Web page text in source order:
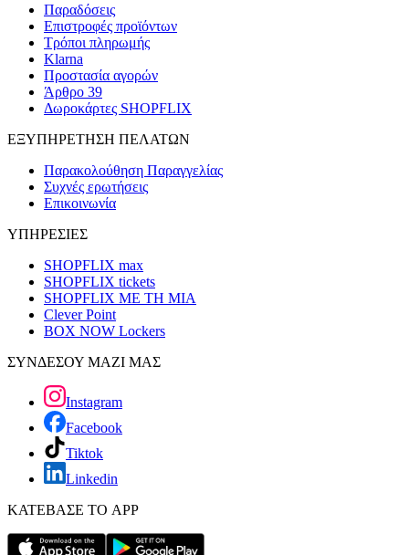
Παραδόσεις
Επιστροφές προϊόντων
Τρόποι πληρωμής
Klarna
Προστασία αγορών
Άρθρο 39
Δωροκάρτες SHOPFLIX
ΕΞΥΠΗΡΕΤΗΣΗ ΠΕΛΑΤΩΝ
Παρακολούθηση Παραγγελίας
Συχνές ερωτήσεις
Επικοινωνία
ΥΠΗΡΕΣΙΕΣ
SHOPFLIX max
SHOPFLIX tickets
SHOPFLIX ΜΕ ΤΗ ΜΙΑ
Clever Point
BOX NOW Lockers
ΣΥΝΔΕΣΟΥ ΜΑΖΙ ΜΑΣ
Instagram
Facebook
Tiktok
Linkedin
ΚΑΤΕΒΑΣΕ ΤΟ APP